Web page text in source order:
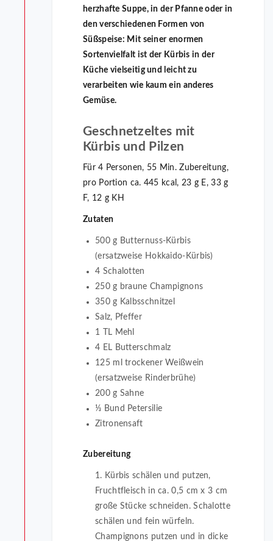
herzhafte Suppe, in der Pfanne oder in
den verschiedenen Formen von
Süßspeise: Mit seiner enormen
Sortenvielfalt ist der Kürbis in der
Küche vielseitig und leicht zu
verarbeiten wie kaum ein anderes
Gemüse.
Geschnetzeltes mit
Kürbis und Pilzen
Für 4 Personen, 55 Min. Zubereitung,
pro Portion ca. 445 kcal, 23 g E, 33 g
F, 12 g KH
Zutaten
500 g Butternuss-Kürbis
(ersatzweise Hokkaido-Kürbis)
4 Schalotten
250 g braune Champignons
350 g Kalbsschnitzel
Salz, Pfeffer
1 TL Mehl
4 EL Butterschmalz
125 ml trockener Weißwein
(ersatzweise Rinderbrühe)
200 g Sahne
⅓ Bund Petersilie
Zitronensaft
Zubereitung
1. Kürbis schälen und putzen,
Fruchtfleisch in ca. 0,5 cm x 3 cm
große Stücke schneiden. Schalotte
schälen und fein würfeln.
Champignons putzen und in dicke